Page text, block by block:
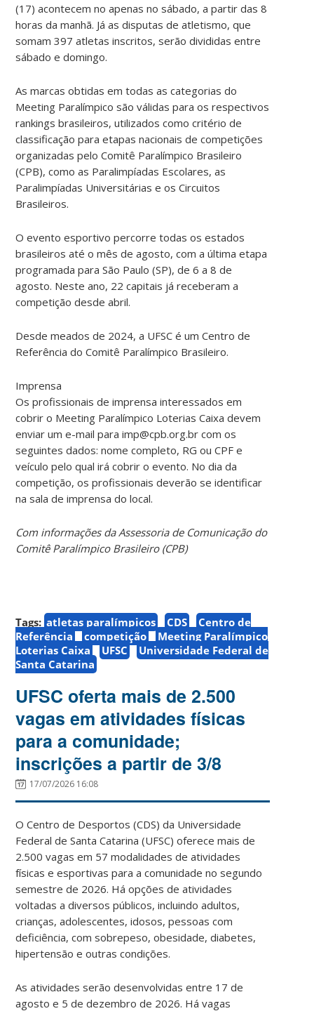
(17) acontecem no apenas no sábado, a partir das 8
horas da manhã. Já as disputas de atletismo, que
somam 397 atletas inscritos, serão divididas entre
sábado e domingo.
As marcas obtidas em todas as categorias do
Meeting Paralímpico são válidas para os respectivos
rankings brasileiros, utilizados como critério de
classificação para etapas nacionais de competições
organizadas pelo Comitê Paralímpico Brasileiro
(CPB), como as Paralimpíadas Escolares, as
Paralimpíadas Universitárias e os Circuitos
Brasileiros.
O evento esportivo percorre todas os estados
brasileiros até o mês de agosto, com a última etapa
programada para São Paulo (SP), de 6 a 8 de
agosto. Neste ano, 22 capitais já receberam a
competição desde abril.
Desde meados de 2024, a UFSC é um Centro de
Referência do Comitê Paralímpico Brasileiro.
Imprensa
Os profissionais de imprensa interessados em
cobrir o Meeting Paralímpico Loterias Caixa devem
enviar um e-mail para imp@cpb.org.br com os
seguintes dados: nome completo, RG ou CPF e
veículo pelo qual irá cobrir o evento. No dia da
competição, os profissionais deverão se identificar
na sala de imprensa do local.
Com informações da Assessoria de Comunicação do
Comitê Paralímpico Brasileiro (CPB)
Tags: atletas paralímpicos CDS
Centro de
Referência
competição
Meeting Paralímpico
Loterias Caixa
UFSC
Universidade Federal de
Santa Catarina
UFSC oferta mais de 2.500
vagas em atividades físicas
para a comunidade;
inscrições a partir de 3/8
17/07/2026 16:08
O Centro de Desportos (CDS) da Universidade
Federal de Santa Catarina (UFSC) oferece mais de
2.500 vagas em 57 modalidades de atividades
físicas e esportivas para a comunidade no segundo
semestre de 2026. Há opções de atividades
voltadas a diversos públicos, incluindo adultos,
crianças, adolescentes, idosos, pessoas com
deficiência, com sobrepeso, obesidade, diabetes,
hipertensão e outras condições.
As atividades serão desenvolvidas entre 17 de
agosto e 5 de dezembro de 2026. Há vagas